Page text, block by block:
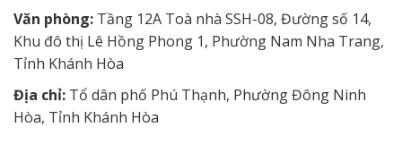
Văn phòng: Tầng 12A Toà nhà SSH-08, Đường số 14,
Khu đô thị Lê Hồng Phong 1, Phường Nam Nha Trang,
Tỉnh Khánh Hòa
Địa chỉ: Tổ dân phố Phú Thạnh, Phường Đông Ninh
Hòa, Tỉnh Khánh Hòa